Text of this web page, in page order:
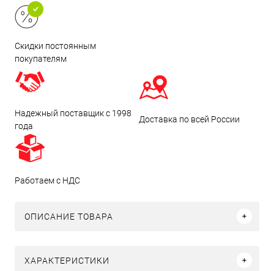
Скидки постоянным
покупателям
Надежный поставщик с 1998
года
Доставка по всей России
Работаем с НДС
ОПИСАНИЕ ТОВАРА
ХАРАКТЕРИСТИКИ